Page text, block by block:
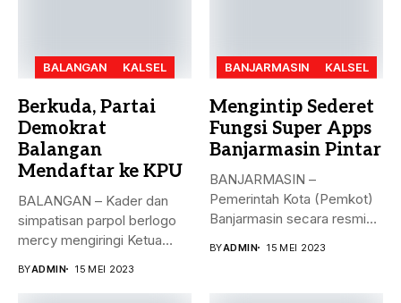
BALANGAN KALSEL
Berkuda, Partai
Demokrat
Balangan
Mendaftar ke KPU
BALANGAN – Kader dan
simpatisan parpol berlogo
mercy mengiringi Ketua
BYADMIN 15 MEI 2023
BANJARMASIN KALSEL
Mengintip Sederet
Fungsi Super Apps
Banjarmasin Pintar
BANJARMASIN –
Pemerintah Kota (Pemkot)
Banjarmasin secara resmi
BYADMIN 15 MEI 2023